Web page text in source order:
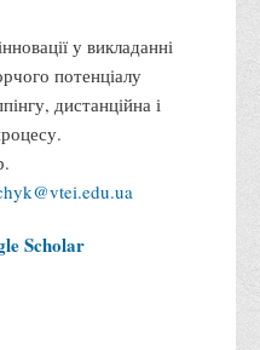
«ВАТРА»
у викладанні
потенціалу
дистанційна і
Scholar